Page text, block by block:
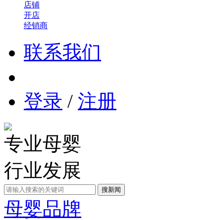
店铺
开店
经销商
联系我们
登录 / 注册
专业母婴
行业发展
母婴品牌